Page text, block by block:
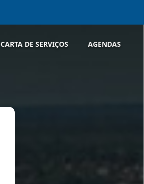
CARTA DE SERVIÇOS AGENDAS